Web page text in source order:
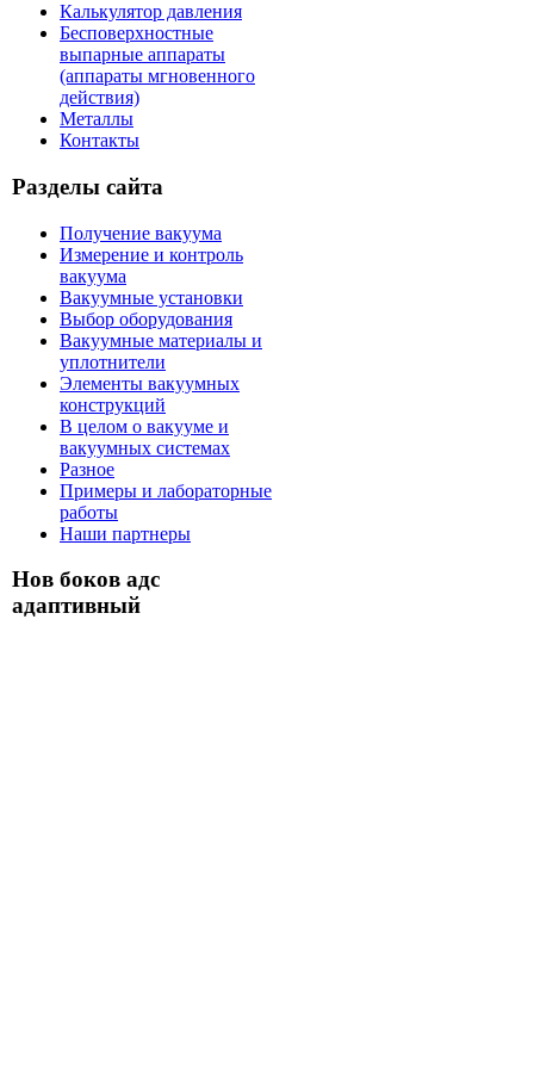
Калькулятор давления
Бесповерхностные
выпарные аппараты
(аппараты мгновенного
действия)
Металлы
Контакты
Разделы сайта
Получение вакуума
Измерение и контроль
вакуума
Вакуумные установки
Выбор оборудования
Вакуумные материалы и
уплотнители
Элементы вакуумных
конструкций
В целом о вакууме и
вакуумных системах
Разное
Примеры и лабораторные
работы
Наши партнеры
Нов боков адс
адаптивный